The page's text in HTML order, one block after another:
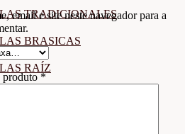
TRADICIONALES
BRASICAS
RAÍZ
email e site neste navegador para a
produto*